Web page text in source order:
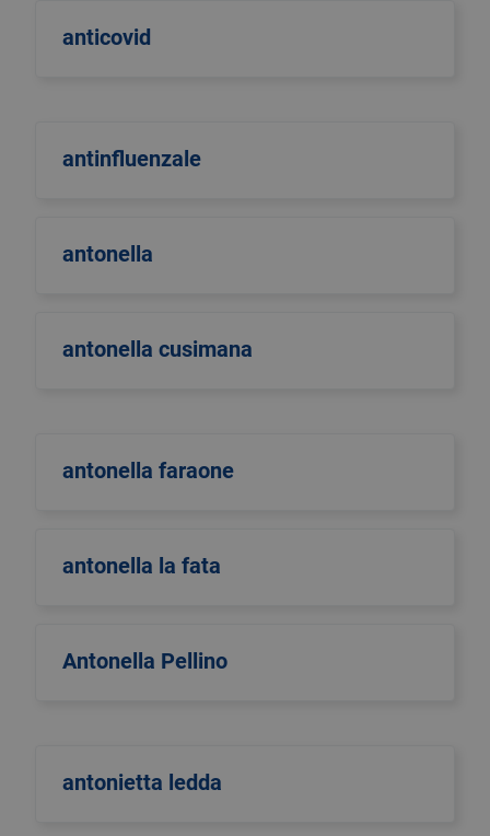
anticovid
antinfluenzale
antonella
antonella cusimana
antonella faraone
antonella la fata
Antonella Pellino
antonietta ledda